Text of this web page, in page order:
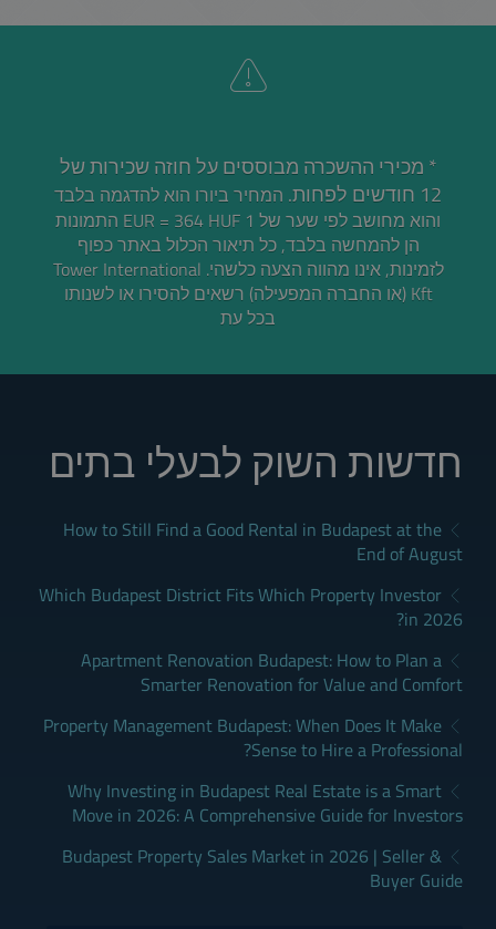
* מכירי ההשכרה מבוססים על חוזה שכירות של
12 חודשים לפחות.
המחיר ביורו הוא להדגמה בלבד
והוא מחושב לפי שער של 1 EUR = 364 HUF התמונות
הן להמחשה בלבד, כל תיאור הכלול באתר כפוף
לזמינות, אינו מהווה הצעה כלשהי. Tower International
Kft (או החברה המפעילה) רשאים להסירו או לשנותו
בכל עת
חדשות השוק לבעלי בתים
How to Still Find a Good Rental in Budapest at the
End of August
Which Budapest District Fits Which Property Investor
in 2026?
Apartment Renovation Budapest: How to Plan a
Smarter Renovation for Value and Comfort
Property Management Budapest: When Does It Make
Sense to Hire a Professional?
Why Investing in Budapest Real Estate is a Smart
Move in 2026: A Comprehensive Guide for Investors
Budapest Property Sales Market in 2026 | Seller &
Buyer Guide